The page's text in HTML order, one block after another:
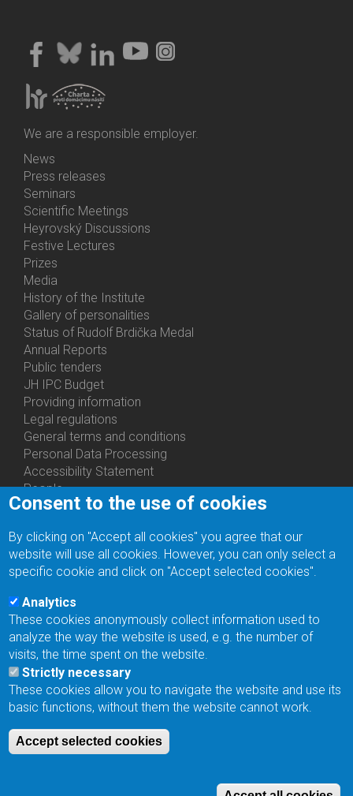
We are a responsible employer.
Bottom
Menu
Activities
News
Press releases
Seminars
Scientific Meetings
Heyrovský Discussions
Festive Lectures
Prizes
Media
History of the Institute
Gallery of personalities
Status of Rudolf Brdička Medal
Bottom
Menu
About
Us
Annual Reports
Public tenders
JH IPC Budget
Providing information
Legal regulations
General terms and conditions
Personal Data Processing
Accessibility Statement
Bottom
Contacts
People
Departments
Ph.D.Studies
Recruitments
Library
Contact Address
Feedback form
Facebook
Internal Reporting System
input
Menu
Login
Log in
Web Mail
Site Map
Consent to the use of cookies
By clicking on "Accept all cookies" you agree that our
website will use all cookies. However, you can only select a
specific cookie and click on "Accept selected cookies".
Analytics
These cookies anonymously collect information used to
analyze the way the website is used, e.g. the number of
visits, the time spent on the website.
Strictly necessary
These cookies allow you to navigate the website and use its
basic functions, without them the website cannot work.
Accept selected cookies